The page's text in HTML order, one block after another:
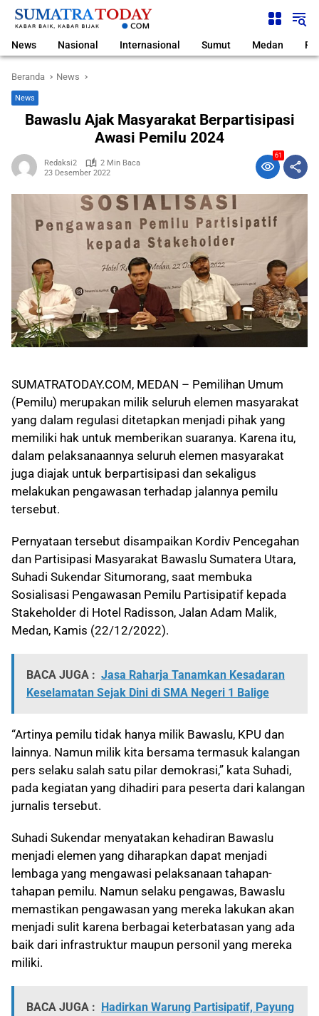
Langsung
News Nasional Internasional Sumut Medan
Beranda News
News
Bawaslu Ajak Masyarakat Berpartisipasi
Awasi Pemilu 2024
Redaksi2
2 Min Baca
23 Desember 2022
61
SUMATRATODAY.COM, MEDAN – Pemilihan Umum
(Pemilu) merupakan milik seluruh elemen masyarakat
yang dalam regulasi ditetapkan menjadi pihak yang
memiliki hak untuk memberikan suaranya. Karena itu,
dalam pelaksanaannya seluruh elemen masyarakat
juga diajak untuk berpartisipasi dan sekaligus
melakukan pengawasan terhadap jalannya pemilu
tersebut.
Pernyataan tersebut disampaikan Kordiv Pencegahan
dan Partisipasi Masyarakat Bawaslu Sumatera Utara,
Suhadi Sukendar Situmorang, saat membuka
Sosialisasi Pengawasan Pemilu Partisipatif kepada
Stakeholder di Hotel Radisson, Jalan Adam Malik,
Medan, Kamis (22/12/2022).
BACA JUGA : Jasa Raharja Tanamkan Kesadaran
Keselamatan Sejak Dini di SMA Negeri 1 Balige
“Artinya pemilu tidak hanya milik Bawaslu, KPU dan
lainnya. Namun milik kita bersama termasuk kalangan
pers selaku salah satu pilar demokrasi,” kata Suhadi,
pada kegiatan yang dihadiri para peserta dari kalangan
jurnalis tersebut.
Suhadi Sukendar menyatakan kehadiran Bawaslu
menjadi elemen yang diharapkan dapat menjadi
lembaga yang mengawasi pelaksanaan tahapan-
tahapan pemilu. Namun selaku pengawas, Bawaslu
memastikan pengawasan yang mereka lakukan akan
menjadi sulit karena berbagai keterbatasan yang ada
baik dari infrastruktur maupun personil yang mereka
miliki.
BACA JUGA : Hadirkan Warung Partisipatif, Payung